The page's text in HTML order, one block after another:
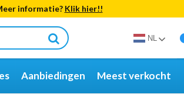
informatie? Klik hier!!
NL
Aanbiedingen Meest verkocht